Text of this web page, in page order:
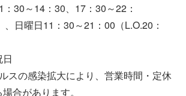
30～14：30、17：30～22：
日曜日11：30～21：00（L.O.20：
スの感染拡大により、営業時間・定休
合があります。